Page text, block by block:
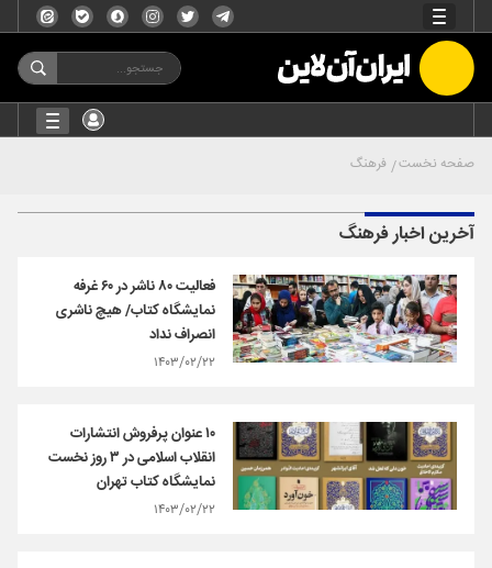
صفحه نخست فرهنگ
آخرین اخبار فرهنگ
فعالیت ۸۰ ناشر در ۶۰ غرفه‌
نمایشگاه کتاب/ هیچ ناشری
انصراف نداد
۱۴۰۳/۰۲/۲۲
۱۰ عنوان پرفروش انتشارات
انقلاب اسلامی در ۳ روز نخست
نمایشگاه کتاب تهران
۱۴۰۳/۰۲/۲۲